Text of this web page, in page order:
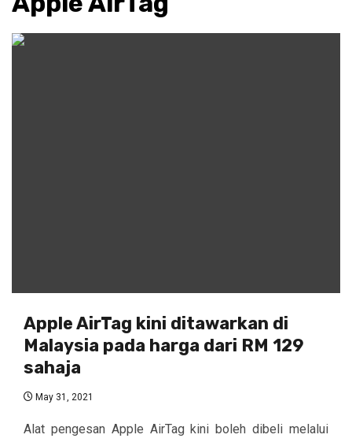
Apple AirTag kini ditawarkan di
Malaysia pada harga dari RM 129
sahaja
May 31, 2021
Alat pengesan Apple AirTag kini boleh dibeli melalui